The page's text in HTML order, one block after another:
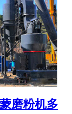
磨粉机多